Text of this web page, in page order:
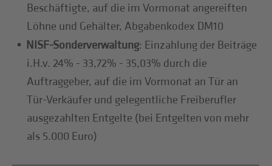
Beschäftigte, auf die im Vormonat angereiften
Löhne und Gehälter, Abgabenkodex DM10
NISF-Sonderverwaltung: Einzahlung der Beiträge
i.H.v. 24% - 33,72% - 35,03% durch die
Auftraggeber, auf die im Vormonat an Tür an
Tür-Verkäufer und gelegentliche Freiberufler
ausgezahlten Entgelte (bei Entgelten von mehr
als 5.000 Euro)